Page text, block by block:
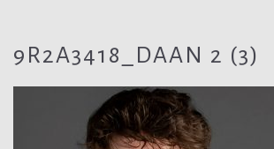
9R2A3418_DAAN 2 (3)